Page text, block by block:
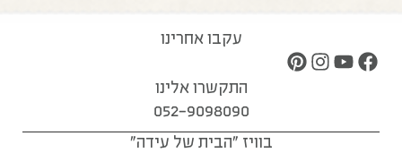
עקבו אחרינו
התקשרו אלינו
052-9098090
בוויז "הבית של עידה"